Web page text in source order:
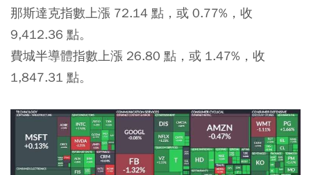
那斯達克指數上漲 72.14 點，或 0.77%，收
9,412.36 點。
費城半導體指數上漲 26.80 點，或 1.47%，收
1,847.31 點。